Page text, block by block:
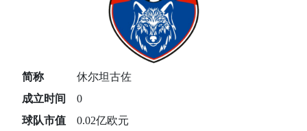
简称
休尔坦古佐
成立时间
0
球队市值
0.02亿欧元